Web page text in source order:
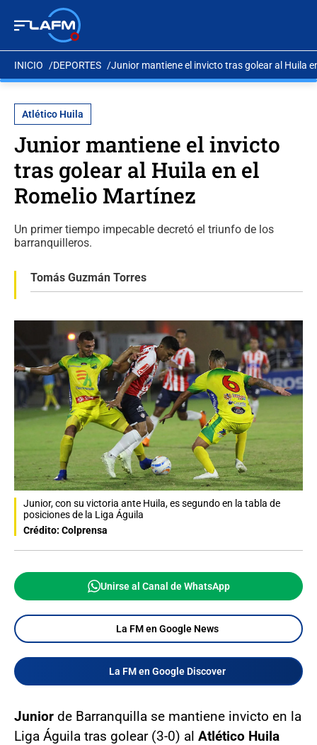
INICIO DEPORTES Junior mantiene el invicto tras golear al Huila
Atlético Huila
Junior mantiene el invicto
tras golear al Huila en el
Romelio Martínez
Un primer tiempo impecable decretó el triunfo de los
barranquilleros.
Tomás Guzmán Torres
Junior, con su victoria ante Huila, es segundo en la tabla de
posiciones de la Liga Águila
Crédito: Colprensa
Unirse al Canal de WhatsApp
La FM en Google News
La FM en Google Discover
Junior de Barranquilla se mantiene invicto en la
Liga Águila tras golear (3-0) al Atlético Huila